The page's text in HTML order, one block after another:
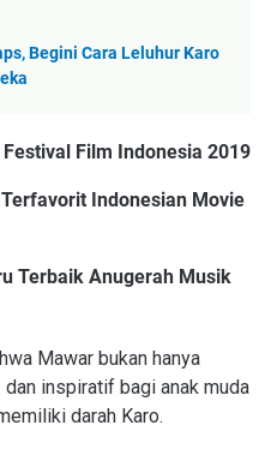
Begini Cara Leluhur Karo
Film Indonesia 2019
Indonesian Movie
Terbaik Anugerah Musik
Mawar bukan hanya
dan inspiratif bagi anak muda
darah Karo.